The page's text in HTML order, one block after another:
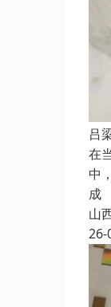
吕
在
中
成
山
26-